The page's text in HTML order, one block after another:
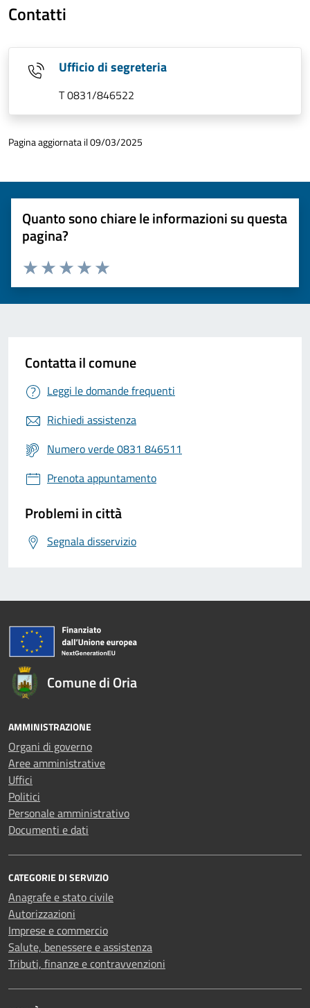
Contatti
Ufficio di segreteria
T 0831/846522
Pagina aggiornata il 09/03/2025
Quanto sono chiare le informazioni su questa
pagina?
Valuta 5 stelle su 5
Valuta 4 stelle su 5
Valuta 3 stelle su 5
Valuta 2 stelle su 5
Valuta 1 stelle su 5
Contatta il comune
Leggi le domande frequenti
Richiedi assistenza
Numero verde 0831 846511
Prenota appuntamento
Problemi in città
Segnala disservizio
Comune di Oria
AMMINISTRAZIONE
Organi di governo
Aree amministrative
Uffici
Politici
Personale amministrativo
Documenti e dati
CATEGORIE DI SERVIZIO
Anagrafe e stato civile
Autorizzazioni
Imprese e commercio
Salute, benessere e assistenza
Tributi, finanze e contravvenzioni